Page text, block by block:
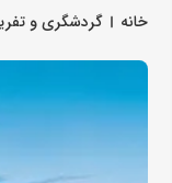
خانه گردشگری و